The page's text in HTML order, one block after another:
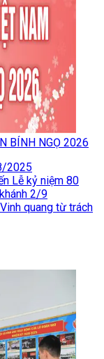
BÍNH NGỌ 2026
2025
Lễ kỷ niệm 80
2/9
quang từ trách